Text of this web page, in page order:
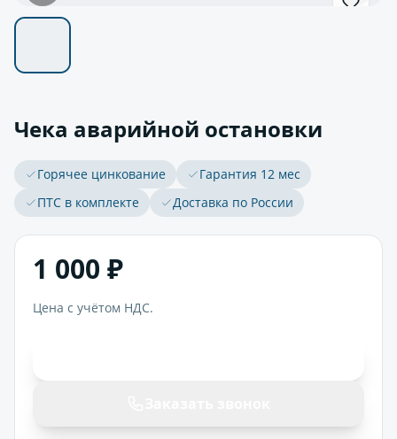
Чека аварийной остановки
Горячее цинкование
Гарантия 12 мес
ПТС в комплекте
Доставка по России
1 000 ₽
Цена с учётом НДС.